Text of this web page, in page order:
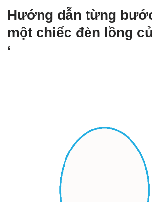
Hướng dẫn từng
một chiếc đèn lồng
‘